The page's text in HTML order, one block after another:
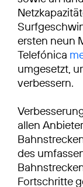
ersten neun
Telefónica
umgesetzt,
verbessern.
allen
des
Fortschritte